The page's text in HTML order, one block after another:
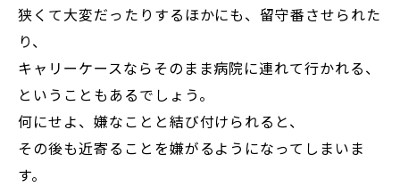
狭くて大変だったりするほかにも、留守番させられた
り、
キャリーケースならそのまま病院に連れて行かれる、
ということもあるでしょう。
何にせよ、嫌なことと結び付けられると、
その後も近寄ることを嫌がるようになってしまいま
す。